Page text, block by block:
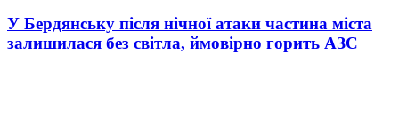
У Бердянську після нічної атаки частина міста
залишилася без світла, ймовірно горить АЗС